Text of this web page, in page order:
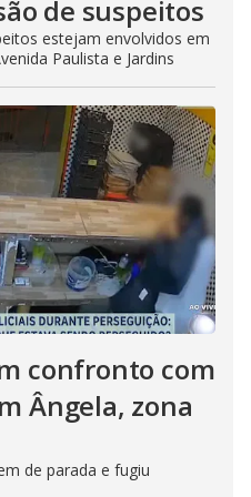
de suspeitos
estejam envolvidos em
Paulista e Jardins
confronto com
Ângela, zona
de parada e fugiu